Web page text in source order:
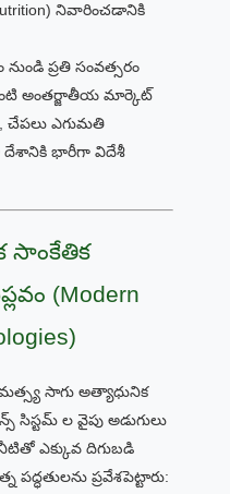
నివారించడానికి
ప్రతి సంవత్సరం
అంతర్జాతీయ మార్కెట్
చేపలు ఎగుమతి
దేశానికి భారీగా విదేశీ
సాంకేతిక
(Modern
సాగు అత్యాధునిక
ల వైపు అడుగులు
ఎక్కువ దిగుబడి
పద్ధతులను ప్రవేశపెట్టారు: